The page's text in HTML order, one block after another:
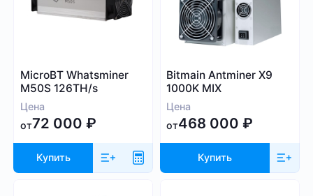
TH/s MH/s GH/s
MicroBT Whatsminer
M50S 126TH/s
Цена
от72 000 ₽
Купить
Bitmain Antminer X9
1000K MIX
Цена
от468 000₽
Купить